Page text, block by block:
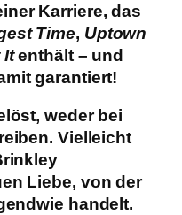
Karriere, das
Time, Uptown
Itenthält – und
garantiert!
weder bei
Vielleicht
Liebe, von der
handelt.